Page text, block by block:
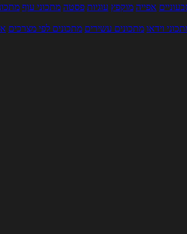
אפייה מוקפץ עוגיות פסטה מתכוני עוף
וידאו מתכונים עשירים מתכונים לפי מצרכים